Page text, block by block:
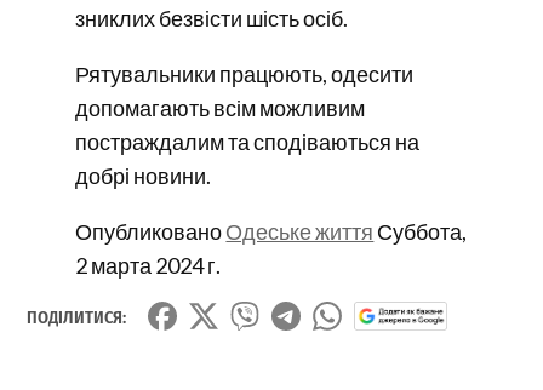
зниклих безвісти шість осіб.
Рятувальники працюють, одесити
допомагають всім можливим
постраждалим та сподіваються на
добрі новини.
ОпубликованоОдеське життя Суббота,
2 марта 2024 г.
ПОДІЛИТИСЯ: